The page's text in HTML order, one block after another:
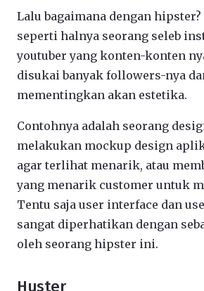
Lalu bagaimana dengan
seperti halnya seorang seleb
youtuber yang konten-konten
disukai banyak followers-nya
mementingkan akan estetika.
Contohnya adalah seorang
melakukan mockup design
agar terlihat menarik, atau
yang menarik customer untuk
Tentu saja user interface dan
sangat diperhatikan dengan
oleh seorang hipster ini.
Huster